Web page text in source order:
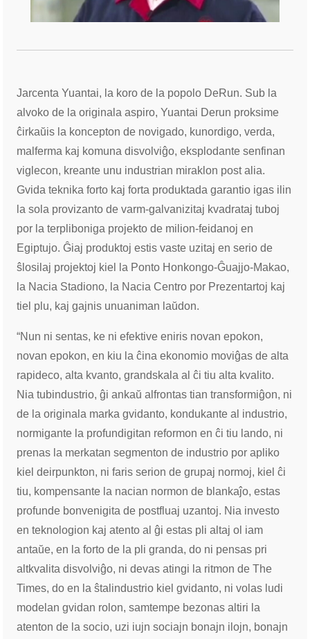
Jarcenta Yuantai, la koro de la popolo DeRun. Sub la
alvoko de la originala aspiro, Yuantai Derun proksime
ĉirkaŭis la koncepton de novigado, kunordigo, verda,
malferma kaj komuna disvolviĝo, eksplodante senfinan
viglecon, kreante unu industrian miraklon post alia.
Gvida teknika forto kaj forta produktada garantio igas ilin
la sola provizanto de varm-galvanizitaj kvadrataj tuboj
por la terpliboniga projekto de milion-feidanoj en
Egiptujo. Ĝiaj produktoj estis vaste uzitaj en serio de
ŝlosilaj projektoj kiel la Ponto Honkongo-Ĝuajjo-Makao,
la Nacia Stadiono, la Nacia Centro por Prezentartoj kaj
tiel plu, kaj gajnis unuaniman laŭdon.
“Nun ni sentas, ke ni efektive eniris novan epokon,
novan epokon, en kiu la ĉina ekonomio moviĝas de alta
rapideco, alta kvanto, grandskala al ĉi tiu alta kvalito.
Nia tubindustrio, ĝi ankaŭ alfrontas tian transformiĝon, ni
de la originala marka gvidanto, kondukante al industrio,
normigante la profundigitan reformon en ĉi tiu lando, ni
prenas la merkatan segmenton de industrio por apliko
kiel deirpunkton, ni faris serion de grupaj normoj, kiel ĉi
tiu, kompensante la nacian normon de blankaĵo, estas
profunde bonvenigita de postfluaj uzantoj. Nia investo
en teknologion kaj atento al ĝi estas pli altaj ol iam
antaŭe, en la forto de la pli granda, do ni pensas pri
altkvalita disvolviĝo, ni devas atingi la ritmon de The
Times, do en la ŝtalindustrio kiel gvidanto, ni volas ludi
modelan gvidan rolon, samtempe bezonas altiri la
atenton de la socio, uzi iujn sociajn bonajn ilojn, bonajn